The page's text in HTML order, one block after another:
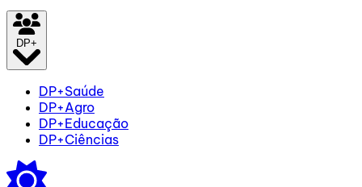
DP+
DP+Saúde
DP+Agro
DP+Educação
DP+Ciências